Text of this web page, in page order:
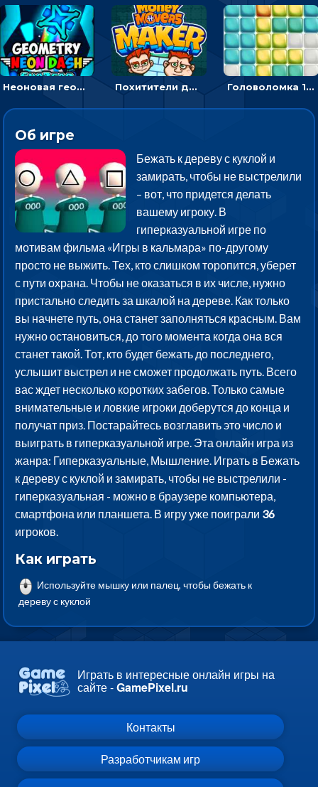
Неоновая геометрия: прыгай через препятствия и собирай шары Похитители денег: управляйте друзьями и соберите все мешки с долларами Головоломка 10х10
Об игре
Бежать к дереву с куклой и
замирать, чтобы не выстрелили
– вот, что придется делать
вашему игроку. В
гиперказуальной игре по
мотивам фильма «Игры в кальмара» по-другому
просто не выжить. Тех, кто слишком торопится, уберет
с пути охрана. Чтобы не оказаться в их числе, нужно
пристально следить за шкалой на дереве. Как только
вы начнете путь, она станет заполняться красным. Вам
нужно остановиться, до того момента когда она вся
станет такой. Тот, кто будет бежать до последнего,
услышит выстрел и не сможет продолжать путь. Всего
вас ждет несколько коротких забегов. Только самые
внимательные и ловкие игроки доберутся до конца и
получат приз. Постарайтесь возглавить это число и
выиграть в гиперказуальной игре. Эта онлайн игра из
жанра: Гиперказуальные, Мышление. Играть в Бежать
к дереву с куклой и замирать, чтобы не выстрелили -
гиперказуальная - можно в браузере компьютера,
смартфона или планшета. В игру уже поиграли 36
игроков.
Как играть
Используйте мышку или палец, чтобы бежать к
дереву с куклой
Играть в интересные онлайн игры на
сайте -GamePixel.ru
Контакты
Разработчикам игр